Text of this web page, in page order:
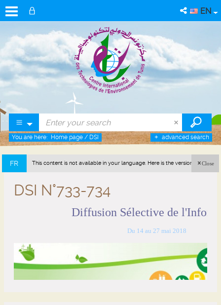
EN
advanced search
You are here: Home page / DSI
FR This content is not available in your language. Here is the version in french
Close
DSI N°733-734